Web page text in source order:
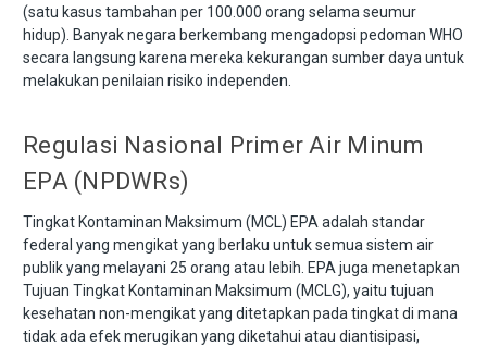
(satu kasus tambahan per 100.000 orang selama seumur
hidup). Banyak negara berkembang mengadopsi pedoman WHO
secara langsung karena mereka kekurangan sumber daya untuk
melakukan penilaian risiko independen.
Regulasi Nasional Primer Air Minum
EPA (NPDWRs)
Tingkat Kontaminan Maksimum (MCL) EPA adalah standar
federal yang mengikat yang berlaku untuk semua sistem air
publik yang melayani 25 orang atau lebih. EPA juga menetapkan
Tujuan Tingkat Kontaminan Maksimum (MCLG), yaitu tujuan
kesehatan non-mengikat yang ditetapkan pada tingkat di mana
tidak ada efek merugikan yang diketahui atau diantisipasi,